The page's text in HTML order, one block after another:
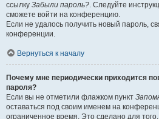
ссылку Забыли пароль?. Следуйте
сможете войти на конференцию.
Если не удалось получить новый пароль,
конференции.
Вернуться к началу
Почему мне периодически приходится
пароля?
Если вы не отметили флажком пункт
оставаться под своим именем на
ограниченное время. Это сделано для